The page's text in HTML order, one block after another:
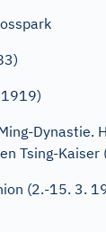
Dynastie.
Tsing-Kaiser
(2.-15. 3.